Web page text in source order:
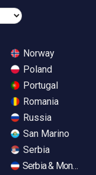
Norway
Poland
Portugal
Romania
Russia
San Marino
Serbia
Serbia &